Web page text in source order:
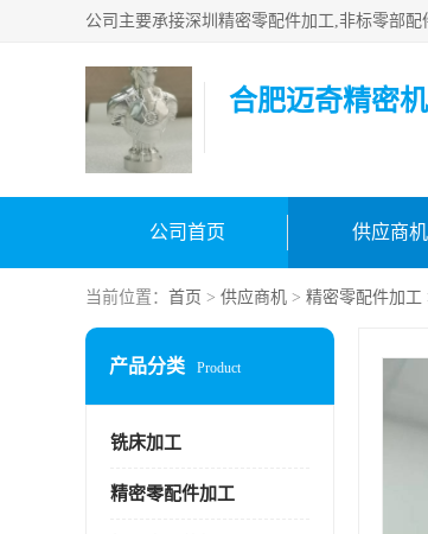
合肥迈奇精密
公司首页 供应商机
当前位置： 首页 > 供应商机 > 精密零配件加工
产品分类 Product
铣床加工
精密零配件加工